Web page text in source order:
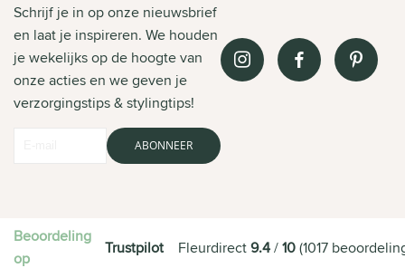
Schrijf je in op onze nieuwsbrief
en laat je inspireren. We houden
je wekelijks op de hoogte van
onze acties en we geven je
verzorgingstips & stylingtips!
ABONNEER
Beoordeling
op
Trustpilot Fleurdirect9.4/10(1017